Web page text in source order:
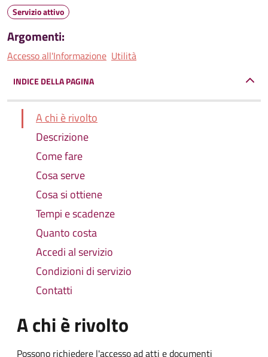
Servizio attivo
Argomenti:
Accesso all'Informazione Utilità
INDICE DELLA PAGINA
A chi è rivolto
Descrizione
Come fare
Cosa serve
Cosa si ottiene
Tempi e scadenze
Quanto costa
Accedi al servizio
Condizioni di servizio
Contatti
A chi è rivolto
Possono richiedere l'accesso ad atti e documenti